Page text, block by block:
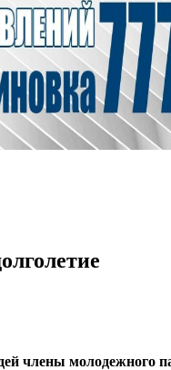
члены молодежного